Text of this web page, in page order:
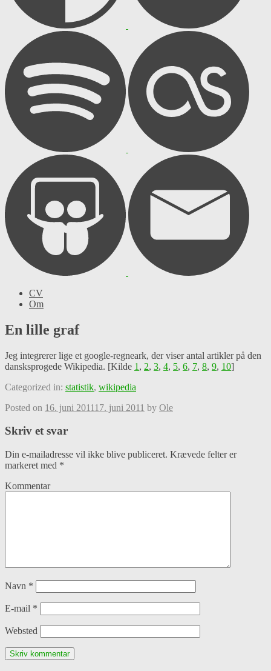
CV
Om
En lille graf
Jeg integrerer lige et google-regneark, der viser antal artikler på den
dansksprogede Wikipedia. [Kilde 1 , 2, 3, 4, 5, 6, 7, 8, 9, 10]
Categorized in: statistik, wikipedia
Posted on 16. juni 201117. juni 2011 by Ole
Skriv et svar
Din e-mailadresse vil ikke blive publiceret. Krævede felter er
markeret med *
Kommentar
Navn *
E-mail *
Websted